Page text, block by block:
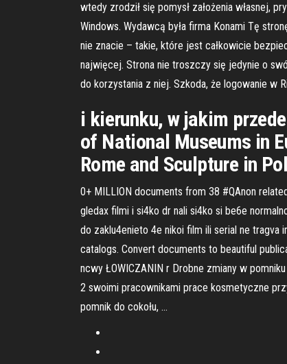
wtedy zrodził się pomysł założenia własnej,
Windows. Wydawcą była firma Konami Tę
nie znacie – takie, które jest całkowicie
najwięcej. Strona nie troszczy się jedynie o
do korzystania z niej. Szkoda, że logowanie w
i kierunku, w jakim
of National Museums in
Rome and Sculpture in
0+ MILLION documents from 38 #QAnon
gledax filmi i si4ko dr nali si4ko si be6e
do zaklu4enieto 4e nikoi film ili serial ne tragva
catalogs. Convert documents to beautiful
ncwy ŁOWICZANIN r Drobne zmiany w
2 swoimi pracownikami prace kosmetyczne
pomnik do cokołu, …